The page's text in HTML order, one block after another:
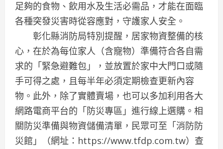
足夠的食物、飲用水及生活必需品，才能在面臨
各種突發災害時從容應對，守護家人安全。
彰化縣消防局特別提醒，居家物資整備的核
心，在於為每位家人（含寵物）準備符合各自需
求的「緊急避難包」，並放置於家中大門口或隨
手可得之處，且每半年必須定期檢查更新內容
物。此外，除了實體賣場，也可以多加利用各大
網路電商平台的「防災專區」進行線上選購。相
關防災準備與物資儲備清單，民眾可至「消防防
災館」（網址：https://www.tfdp.com.tw）查